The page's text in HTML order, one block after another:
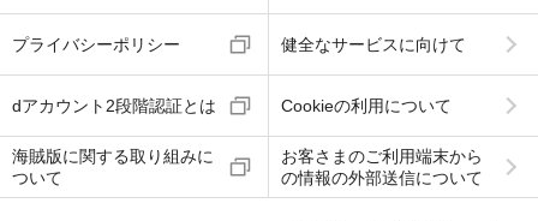
プライバシーポリシー 健全なサービスに向けて
dアカウント2段階認証とは Cookieの利用について
海賊版に関する取り組みに
ついて
お客さまのご利用端末から
の情報の外部送信について